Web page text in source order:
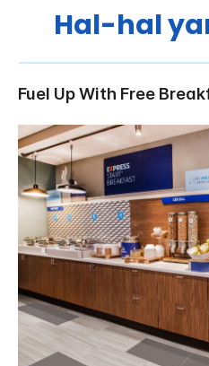
Hal-hal